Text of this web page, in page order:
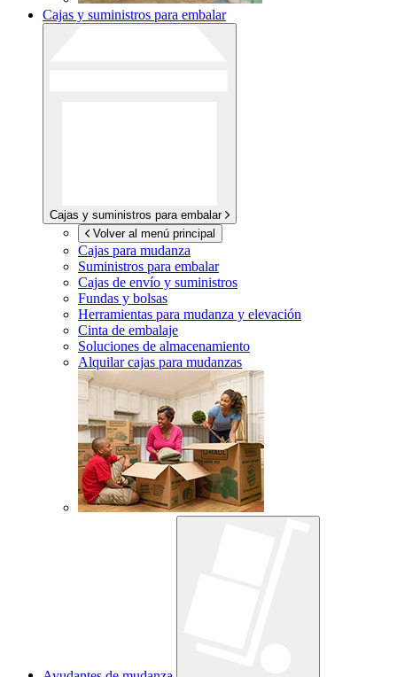
Cajas y suministros para embalar
Cajas y suministros para embalar
Volver al menú principal
Cajas para mudanza
Suministros para embalar
Cajas de envío y suministros
Fundas y bolsas
Herramientas para mudanza y elevación
Cinta de embalaje
Soluciones de almacenamiento
Alquilar cajas para mudanzas